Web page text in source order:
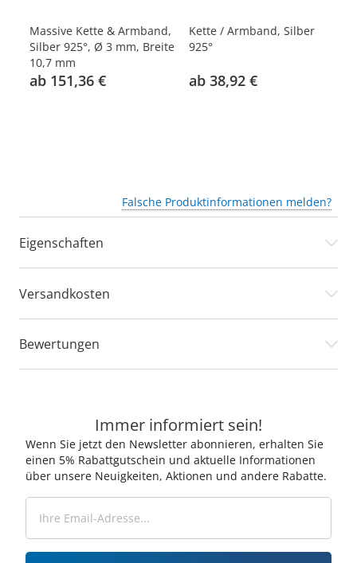
Massive Kette & Armband,
Silber 925°, Ø 3 mm, Breite
10,7 mm
ab 151,36 €
Kette / Armband, Silber
925°
ab 38,92 €
Falsche Produktinformationen melden?
Eigenschaften
Versandkosten
Bewertungen
Immer informiert sein!
Wenn Sie jetzt den Newsletter abonnieren, erhalten Sie
einen 5% Rabattgutschein und aktuelle Informationen
über unsere Neuigkeiten, Aktionen und andere Rabatte.